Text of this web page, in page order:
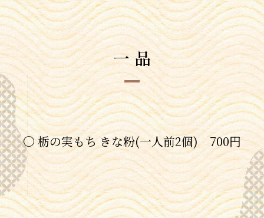
一 品
〇 栃の実もち きな粉(一人前2個) 700円